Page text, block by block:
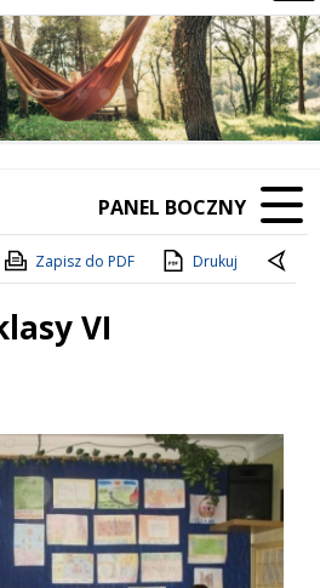
Element
PANEL BOCZNY
Zapisz do PDF Drukuj
VI